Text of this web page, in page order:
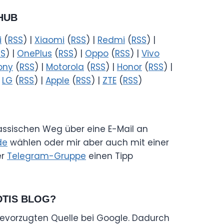
(RSS) | Xiaomi (RSS) | Redmi (RSS) |
) | OnePlus (RSS) | Oppo (RSS) | Vivo
(RSS) | Motorola (RSS) | Honor (RSS) |
LG (RSS) | Apple (RSS) | ZTE (RSS)
Weg über eine E-Mail an
wählen oder mir aber auch mit einer
Telegram-Gruppe einen Tipp
BLOG?
Quelle bei Google. Dadurch